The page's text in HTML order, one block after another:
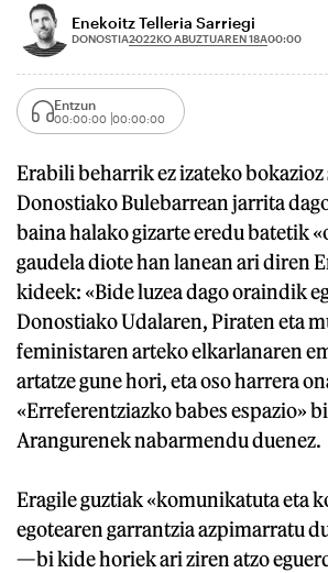
Enekoitz Telleria Sarriegi
DONOSTIA2022KO ABUZTUAREN 18A00:00
Entzun
00:00:00 00:00:00
Erabili beharrik ez izateko bokazioz
Donostiako Bulebarrean jarrita
baina halako gizarte eredu batetik
gaudela diote han lanean ari diren
kideek: «Bide luzea dago oraindik
Donostiako Udalaren, Piraten eta
feministaren arteko elkarlanaren
artatze gune hori, eta oso harrera
«Erreferentziazko babes espazio»
Arangurenek nabarmendu duenez.
Eragile guztiak «komunikatuta eta
egotearen garrantzia azpimarratu
—bi kide horiek ari ziren atzo